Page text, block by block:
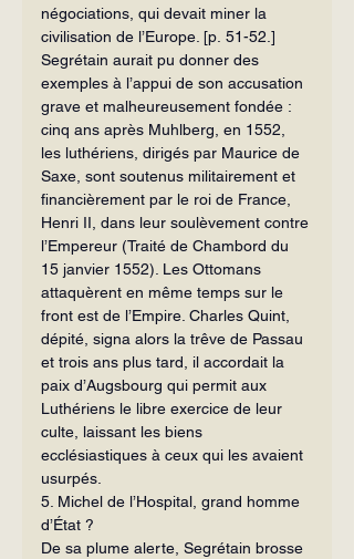
négociations, qui devait miner la
civilisation de l’Europe. [p. 51-52.]
Segrétain aurait pu donner des
exemples à l’appui de son accusation
grave et malheureusement fondée :
cinq ans après Muhlberg, en 1552,
les luthériens, dirigés par Maurice de
Saxe, sont soutenus militairement et
financièrement par le roi de France,
Henri II, dans leur soulèvement contre
l’Empe­reur (Traité de Chambord du
15 janvier 1552). Les Ottomans
attaquèrent en même temps sur le
front est de l’Empire. Charles Quint,
dépité, signa alors la trêve de Passau
et trois ans plus tard, il accordait la
paix d’Augsbourg qui permit aux
Luthériens le libre exercice de leur
culte, laissant les biens
ecclésiastiques à ceux qui les avaient
usurpés.
5. Michel de l’Hospital, grand homme
d’État ?
De sa plume alerte, Segrétain brosse